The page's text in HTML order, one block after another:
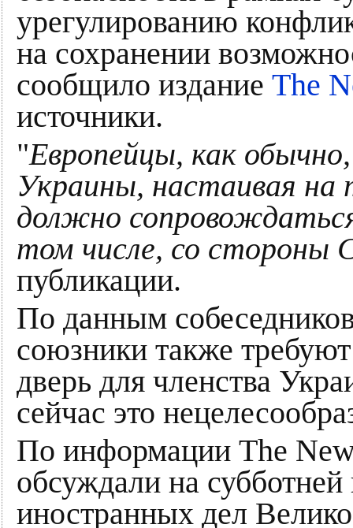
урегулированию
на сохранении
сообщило издание The
источники.
"Европейцы, как
Украины, настаивая
должно
том числе, со
публикации.
По данным
союзники также
дверь для членства
сейчас это
По информации The
обсуждали на субботней
иностранных дел